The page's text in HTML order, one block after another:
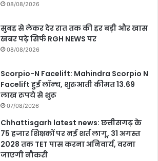
08/08/2026
सुबह से लेकर देर रात तक की हर बड़ी और खास
खबर पढ़े सिर्फ RGH NEWS पर
08/08/2026
Scorpio-N Facelift: Mahindra Scorpio N
Facelift हुई लॉन्‍च, शुरुआती कीमत 13.69
लाख रुपये से शुरू
07/08/2026
Chhattisgarh latest news: छत्तीसगढ़ के
75 हजार शिक्षकों पर नई शर्त लागू, 31 अगस्त
2028 तक TET पास करना अनिवार्य, वरना
जाएगी नौकरी